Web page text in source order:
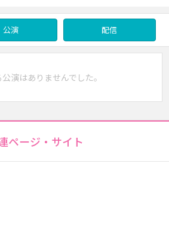
公演 配信
演はありませんでした。
ページ・サイト